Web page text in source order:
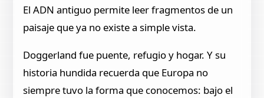
El ADN antiguo permite leer fragmentos de un
paisaje que ya no existe a simple vista.
Doggerland fue puente, refugio y hogar. Y su
historia hundida recuerda que Europa no
siempre tuvo la forma que conocemos: bajo el